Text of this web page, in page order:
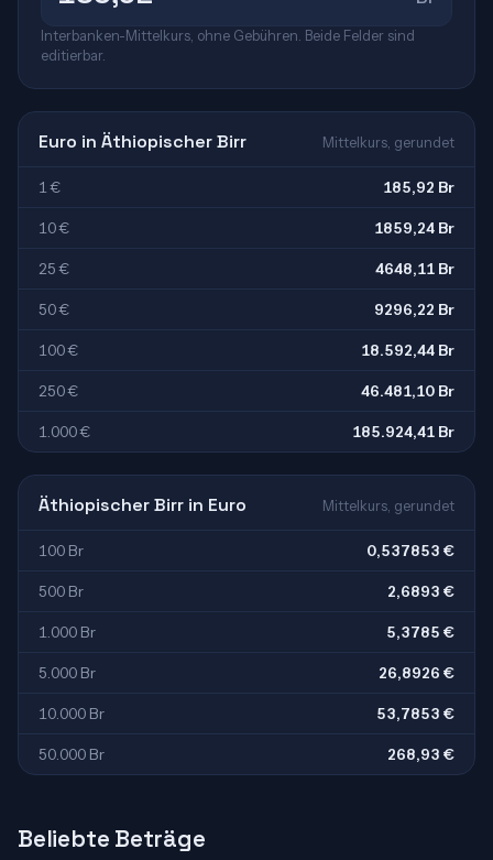
Interbanken-Mittelkurs, ohne Gebühren. Beide Felder sind
editierbar.
Euro in Äthiopischer Birr Mittelkurs, gerundet
1 € 185,92 Br
10 € 1859,24 Br
25 € 4648,11 Br
50 € 9296,22 Br
100 € 18.592,44 Br
250 € 46.481,10 Br
1.000 € 185.924,41 Br
Äthiopischer Birr in Euro Mittelkurs, gerundet
100 Br 0,537853 €
500 Br 2,6893 €
1.000 Br 5,3785 €
5.000 Br 26,8926 €
10.000 Br 53,7853 €
50.000 Br 268,93 €
Beliebte Beträge